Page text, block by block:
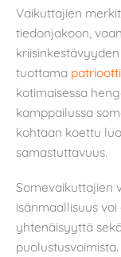
Vaikuttajien
tiedonjakoon,
tuottama
kotimaisessa
kamppailussa
kohtaan koettu
samastuttavuus.
Somevaikuttajien
isänmaallisuus
yhtenäisyyttä